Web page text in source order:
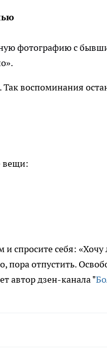
фотографию с
воспоминания
вещи:
спросите себя:
пора отпустить.
автор дзен-канала "